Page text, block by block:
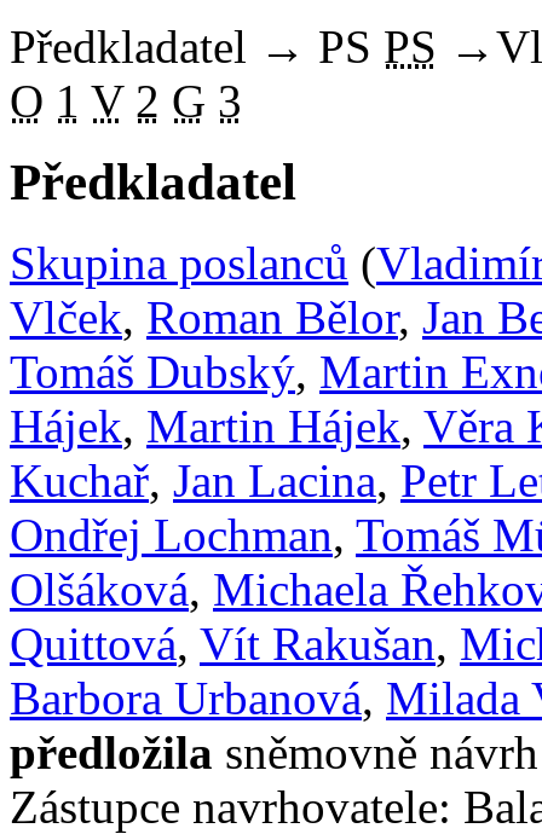
Předkladatel → PS PS →
O 1 V 2 G 3
Předkladatel
Skupina poslanců (
Vlček, Roman Bělor, Jan
Tomáš Dubský, Martin
Hájek, Martin Hájek, Věra
Kuchař, Jan Lacina, Petr
Ondřej Lochman, Tomáš
Olšáková, Michaela
Quittová, Vít Rakušan,
Barbora Urbanová, Milada
předložila sněmovně
Zástupce navrhovatele: